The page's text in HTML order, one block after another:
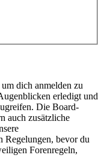
dich anmelden zu
erledigt und
Die Board-
auch zusätzliche
Regelungen, bevor du
Forenregeln,